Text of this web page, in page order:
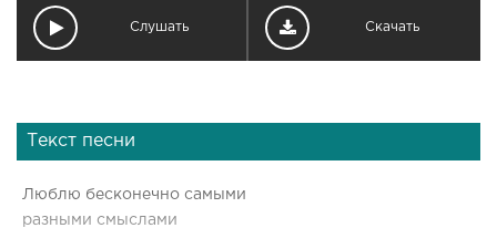
Слушать Скачать
Текст песни
Люблю бесконечно самыми
разными смыслами